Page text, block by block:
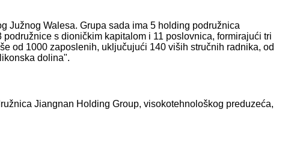
Južnog Walesa. Grupa sada ima 5 holding podružnica
podružnice s dioničkim kapitalom i 11 poslovnica, formirajući tri
od 1000 zaposlenih, uključujući 140 viših stručnih radnika, od
dolina".
Jiangnan Holding Group, visokotehnološkog preduzeća,